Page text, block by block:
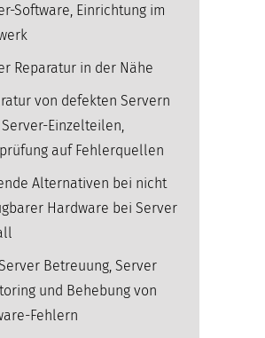
Software, Einrichtung im
Reparatur in der Nähe
von defekten Servern
Einzelteilen,
auf Fehlerquellen
Alternativen bei nicht
Hardware bei Server
Betreuung, Server
und Behebung von
Fehlern